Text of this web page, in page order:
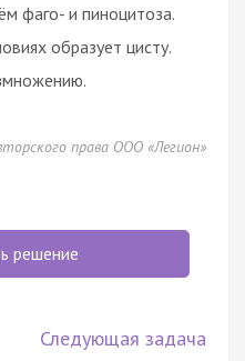
фаго- и пиноцитоза.
образует цисту.
права ООО «Легион»
решение
Следующая задача